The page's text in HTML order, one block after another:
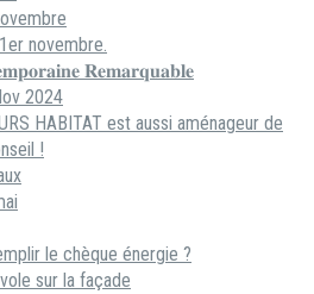
novembre.
𝐑𝐞𝐦𝐚𝐫𝐪𝐮𝐚𝐛𝐥𝐞
2024
HABITAT est aussi aménageur de
!
le chèque énergie ?
sur la façade